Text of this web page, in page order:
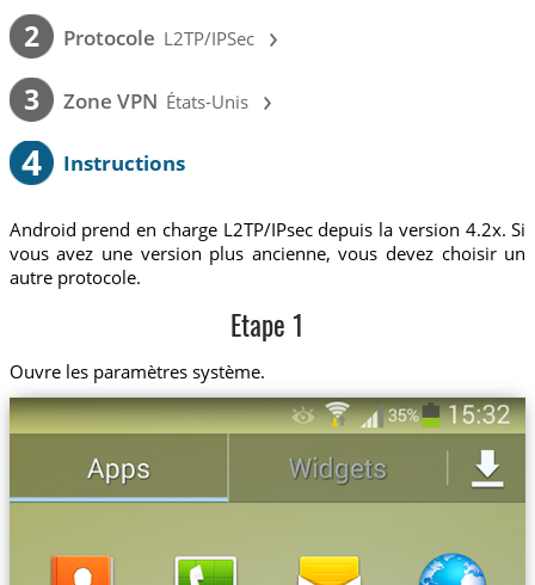
2 Protocole L2TP/IPSec ›
3 Zone VPN États-Unis ›
4 Instructions
Android prend en charge L2TP/IPsec depuis la version 4.2x. Si
vous avez une version plus ancienne, vous devez choisir un
autre protocole.
Etape 1
Ouvre les paramètres système.